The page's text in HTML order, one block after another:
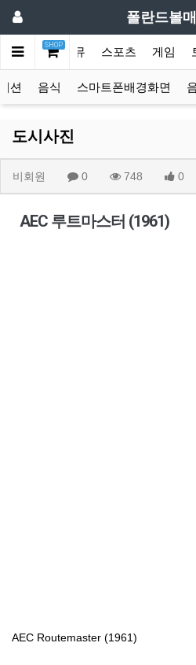
폴란드볼
SHOP
핑/투자 커뮤 스포츠 게임
션 음식 스마트폰배경화면
위젯설정에서 사용할 타이틀
도시사진
비회원 0 748 0
AEC 루트마스터 (1961)
AEC Routemaster (1961)